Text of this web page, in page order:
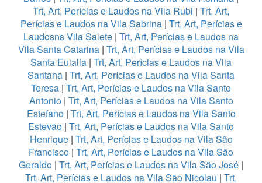
Trt, Art, Perícias e Laudos na Vila Rubi | Trt, Art,
Perícias e Laudos na Vila Sabrina| Trt, Art, Perícias e
Laudosns Vila Salete | Trt, Art, Perícias e Laudos na
Vila Santa Catarina| Trt, Art, Perícias e Laudos na Vila
Santa Eulalia | Trt, Art, Perícias e Laudos na Vila
Santana | Trt, Art, Perícias e Laudos na Vila Santa
Teresa | Trt, Art, Perícias e Laudos na Vila Santo
Antonio| Trt, Art, Perícias e Laudos na Vila Santo
Estefano| Trt, Art, Perícias e Laudos na Vila Santo
Estevão | Trt, Art, Perícias e Laudos na Vila Santo
Henrique| Trt, Art, Perícias e Laudos na Vila São
Francisco | Trt, Art, Perícias e Laudos na Vila São
Geraldo | Trt, Art, Perícias e Laudos na Vila São José |
Trt, Art, Perícias e Laudos na Vila São Nicolau | Trt,